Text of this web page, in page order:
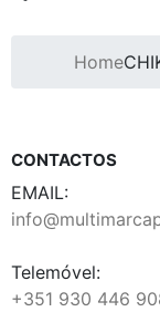
Home
CONTACTOS
EMAIL:
Telemóvel:
+351 930 446